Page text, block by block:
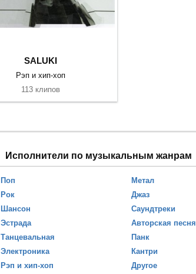
SALUKI
Рэп и хип-хоп
113 клипов
Исполнители по музыкальным жанрам
Поп
Рок
Шансон
Эстрада
Танцевальная
Электроника
Рэп и хип-хоп
Метал
Джаз
Саундтреки
Авторская песня
Панк
Кантри
Другое